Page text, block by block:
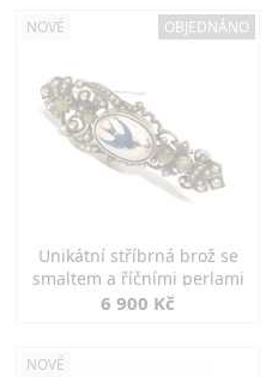
NOVÉ OBJEDNÁNO
Unikátní stříbrná brož se
smaltem a říčními perlami
6 900 Kč
NOVÉ